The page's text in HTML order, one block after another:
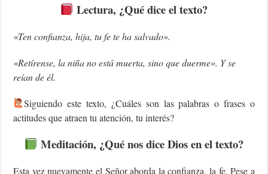
Lectura, ¿Qué dice el texto?
«Ten confianza, hija, tu fe te ha salvado».
«Retírense, la niña no está muerta, sino que duerme». Y se
reían de él.
‍Siguiendo este texto, ¿Cuáles son las palabras o frases o
actitudes que atraen tu atención, tu interés?
Meditación, ¿Qué nos dice Dios en el texto?
Esta vez nuevamente el Señor aborda la confianza, la fe. Pese a